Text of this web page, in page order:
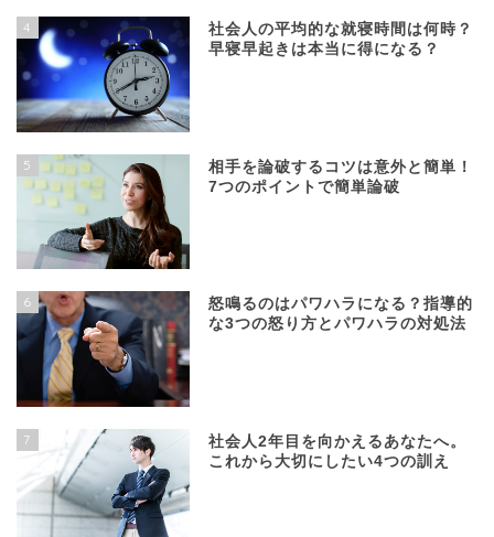
4
社会人の平均的な就寝時間は何時？
早寝早起きは本当に得になる？
5
相手を論破するコツは意外と簡単！
7つのポイントで簡単論破
6
怒鳴るのはパワハラになる？指導的
な3つの怒り方とパワハラの対処法
7
社会人2年目を向かえるあなたへ。
これから大切にしたい4つの訓え